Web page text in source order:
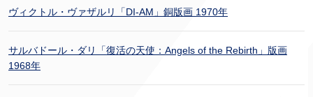
ヴィクトル・ヴァザルリ「DI-AM」銅版画 1970年
サルバドール・ダリ「復活の天使：Angels of the Rebirth」版画
1968年